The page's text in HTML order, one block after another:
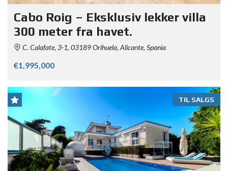
Cabo Roig – Eksklusiv lekker villa
300 meter fra havet.
C. Calafate, 3-1, 03189 Orihuela, Alicante, Spania
€1,995,000
TIL SALGS